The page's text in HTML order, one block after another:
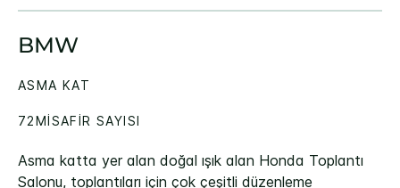
BMW
Asma katta yer alan doğal ışık alan Honda Toplantı
Salonu, toplantıları için çok çeşitli düzenleme
ASMA KAT
72MISAFIR SAYISI